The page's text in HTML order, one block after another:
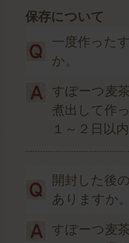
保存について
一度作った
か。
すぽーつ麦
煮出して作
１～２日以
開封した後
ありますか。
すぽーつ麦